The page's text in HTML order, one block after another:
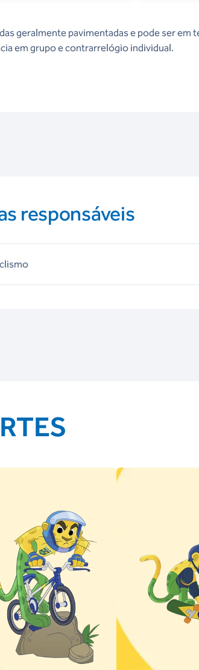
geralmente pavimentadas e pode ser
em grupo e contrarrelógio individual.
responsáveis